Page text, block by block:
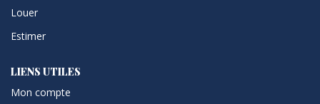
Louer
Estimer
LIENS UTILES
Mon compte